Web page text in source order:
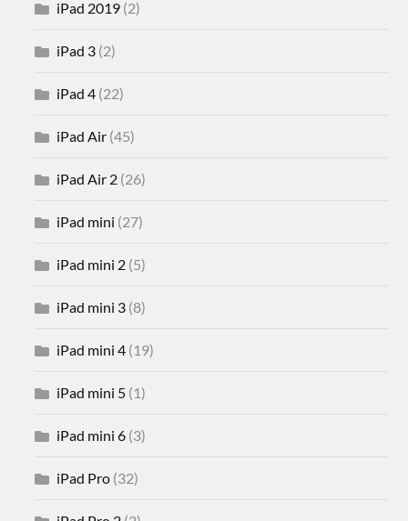
iPad 2019 (2)
iPad 3 (2)
iPad 4 (22)
iPad Air (45)
iPad Air 2 (26)
iPad mini (27)
iPad mini 2 (5)
iPad mini 3 (8)
iPad mini 4 (19)
iPad mini 5 (1)
iPad mini 6 (3)
iPad Pro (32)